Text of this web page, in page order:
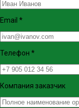
Email *
Телефон *
Компания заказчик